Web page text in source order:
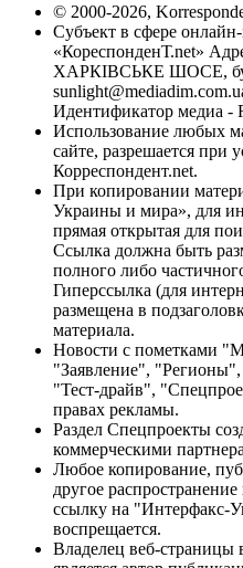
© 2000-2026,
Субъект в сфере
«КореспонденТ.net»
ХАРКІВСЬКЕ ШОСЕ,
Идентификатор медиа -
Использование любых
сайте, разрешается при
Корреспондент.net.
При копировании
Украины и мира», для
прямая открытая для
Ссылка должна быть
полного либо
Гиперссылка (для
размещена в
материала.
Новости с пометками
"Заявление",
"Тест-драйв",
правах рекламы.
Раздел Спецпроекты
коммерческими
Любое копирование,
другое
ссылку на "Интерфакс-
воспрещается.
Владелец веб-страницы